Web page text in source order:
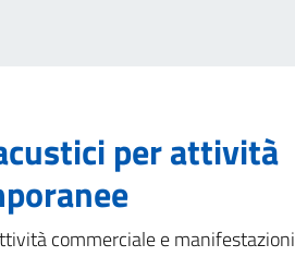
per attività
commerciale e manifestazioni